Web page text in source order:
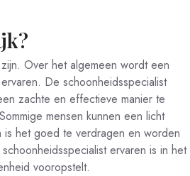
Over het algemeen wordt een
De schoonheidsspecialist
zachte en effectieve manier te
mensen kunnen een licht
is het goed te verdragen en worden
ervaren is in het
vooropstelt.